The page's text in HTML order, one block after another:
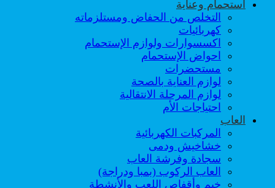
استحمام وعناية
التخلص من الحفاض ومستلزماته
كهربائيات
اكسسوارات ولوازم الإستحمام
احواض الإستحمام
مستحضرات
لوازم العناية بالصحة
لوازم المرحلة الانتقالية
احتياجات الأم
العاب
المركبات الكهربائية
خشاخيش ودمى
سجادة وفرشة العاب
العاب الركوب (بمبا ودراجة)
خيم وأقفاص اللعب والأنشطة